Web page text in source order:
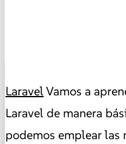
LaravelVamos a
Laravel de manera
podemos emplear las